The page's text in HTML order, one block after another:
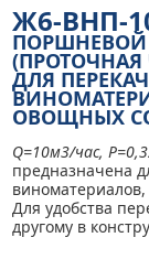
Ж6-ВНП-
ПОРШНЕВОЙ
(ПРОТОЧНАЯ
ДЛЯ
ОВОЩНЫХ
Q=10м3/час,
предназначена
Для удобства
другому в